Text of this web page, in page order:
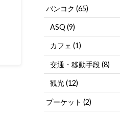
バンコク(65)
ASQ (9)
カフェ (1)
交通・移動手段(8)
観光(12)
プーケット(2)